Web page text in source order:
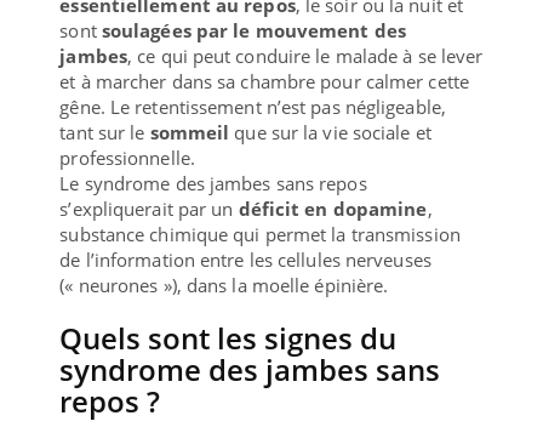
sont soulagées par le mouvement des
jambes, ce qui peut conduire le malade à se lever
et à marcher dans sa chambre pour calmer cette
gêne. Le retentissement n’est pas négligeable,
tant sur le sommeil que sur la vie sociale et
professionnelle.
Le syndrome des jambes sans repos
s’expliquerait par un déficit en dopamine,
substance chimique qui permet la transmission
de l’information entre les cellules nerveuses
(« neurones »), dans la moelle épinière.
Quels sont les signes du
syndrome des jambes sans
repos ?